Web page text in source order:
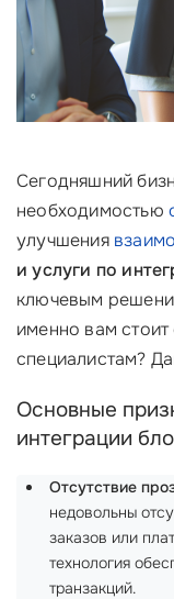
Сегодняшний
необходимостью
улучшения
и услуги по
ключевым
именно вам
специалистам?
Основные
интеграции
Отсутствие
недовольны
заказов или
технология
транзакций.